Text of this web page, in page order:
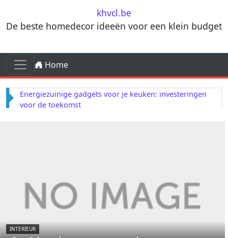
khvcl.be
De beste homedecor ideeën voor een klein budget
Skip to content
Main Navigation
Home
Creëer een cocktailhoekje in je tuin voor zomerse
avonden
INTERIEUR